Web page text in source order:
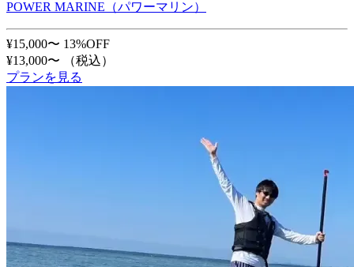
POWER MARINE（パワーマリン）
¥15,000〜 13%OFF
¥13,000〜
（税込）
プランを見る